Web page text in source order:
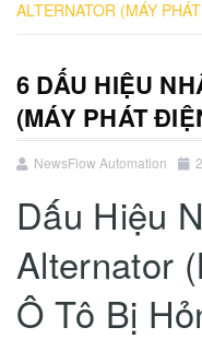
ALTERNATOR (MÁY
6 DẤU HIỆU
(MÁY PHÁT
NewsFlow Automation
Dấu Hiệu
Alternator
Ô Tô Bị